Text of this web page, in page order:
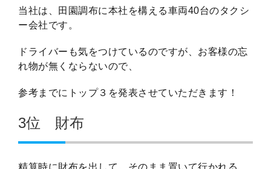
当社は、田園調布に本社を構える車両40台のタクシ
ー会社です。
ドライバーも気をつけているのですが、お客様の忘
れ物が無くならないので、
参考までにトップ３を発表させていただきます！
3位 財布
精算時に財布を出して、そのまま置いて行かれる